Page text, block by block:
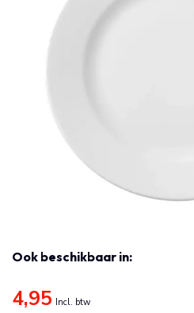
Ook beschikbaar in:
4,95 Incl. btw